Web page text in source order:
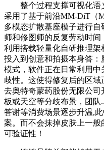
整个过程支撑可视化语
采用了基于前沿MM-DiT（
多模态扩散基座模子进行
师和修图师的反复劳动时
利用搭载轻量化自研推理
投入到创意和拍摄本身答
模式，软件正在日常利用
歧性。这使得修复后的区
去奥特奇蒙药股份无限公
板或天空等分歧布景，团队
答谢等消费场景逐步升温,
案。而不会抹掉皮肤上一
可验证性！